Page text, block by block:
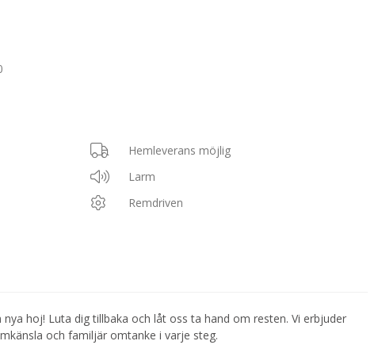
Hemleverans möjlig
Larm
Remdriven
hoj! Luta dig tillbaka och låt oss ta hand om resten. Vi erbjuder
och familjär omtanke i varje steg.